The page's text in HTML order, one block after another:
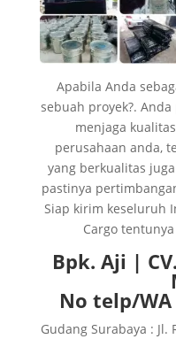
Apabila Anda
sebuah proyek?.
menjaga
perusahaan anda,
yang berkualitas
pastinya
Siap kirim keseluruh
Cargo
Bpk. Aji |
No telp/WA
Gudang Surabaya : Jl.